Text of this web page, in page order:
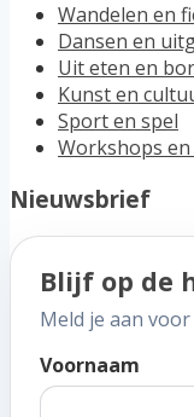
Wandelen en
Dansen en
Uit eten en
Kunst en
Sport en spel
Workshops
Nieuwsbrief
Blijf op de
Meld je aan
Voornaam